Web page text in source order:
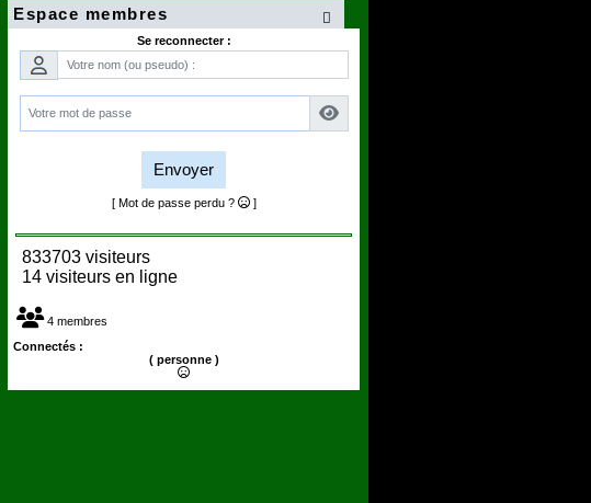

Espace membres
Se reconnecter :
Envoyer
[ Mot de passe perdu ? ]
833703 visiteurs
14 visiteurs en ligne
4 membres
Connectés :
( personne )